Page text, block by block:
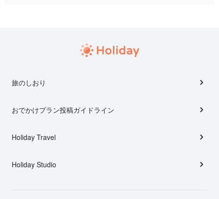
旅のしおり
おでかけプラン投稿ガイドライン
Holiday Travel
Holiday Studio